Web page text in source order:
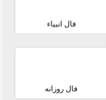
فال انبیاء
فال روزانه